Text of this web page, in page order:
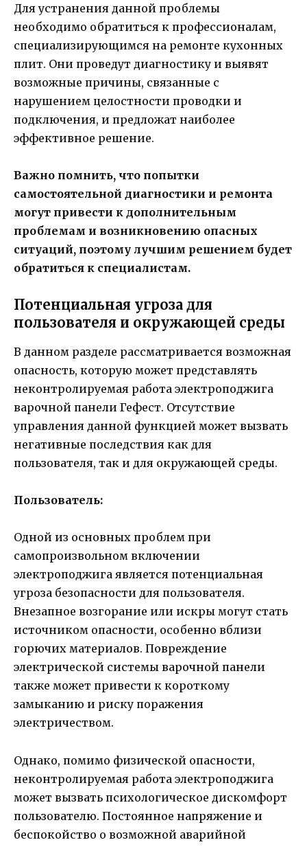
Для устранения данной проблемы
необходимо обратиться к профессионалам,
специализирующимся на ремонте кухонных
плит. Они проведут диагностику и выявят
возможные причины, связанные с
нарушением целостности проводки и
подключения, и предложат наиболее
эффективное решение.
Важно помнить, что попытки
самостоятельной диагностики и ремонта
могут привести к дополнительным
проблемам и возникновению опасных
ситуаций, поэтому лучшим решением будет
обратиться к специалистам.
Потенциальная угроза для
пользователя и окружающей среды
В данном разделе рассматривается возможная
опасность, которую может представлять
неконтролируемая работа электроподжига
варочной панели Гефест. Отсутствие
управления данной функцией может вызвать
негативные последствия как для
пользователя, так и для окружающей среды.
Пользователь:
Одной из основных проблем при
самопроизвольном включении
электроподжига является потенциальная
угроза безопасности для пользователя.
Внезапное возгорание или искры могут стать
источником опасности, особенно вблизи
горючих материалов. Повреждение
электрической системы варочной панели
также может привести к короткому
замыканию и риску поражения
электричеством.
Однако, помимо физической опасности,
неконтролируемая работа электроподжига
может вызвать психологическое дискомфорт
пользователю. Постоянное напряжение и
беспокойство о возможной аварийной